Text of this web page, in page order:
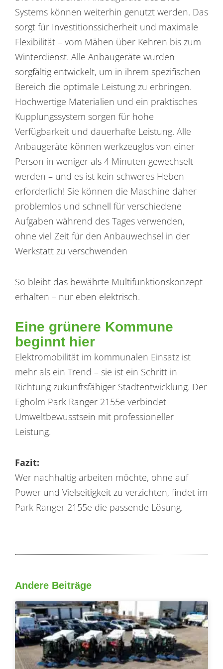
Systems können weiterhin genutzt werden. Das
sorgt für Investitionssicherheit und maximale
Flexibilität – vom Mähen über Kehren bis zum
Winterdienst. Alle Anbaugeräte wurden
sorgfältig entwickelt, um in ihrem spezifischen
Bereich die optimale Leistung zu erbringen.
Hochwertige Materialien und ein praktisches
Kupplungssystem sorgen für hohe
Verfügbarkeit und dauerhafte Leistung. Alle
Anbaugeräte können werkzeuglos von einer
Person in weniger als 4 Minuten gewechselt
werden – und es ist kein schweres Heben
erforderlich! Sie können die Maschine daher
problemlos und schnell für verschiedene
Aufgaben während des Tages verwenden,
ohne viel Zeit für den Anbauwechsel in der
Werkstatt zu verschwenden
So bleibt das bewährte Multifunktionskonzept
erhalten – nur eben elektrisch.
Eine grünere Kommune
beginnt hier
Elektromobilität im kommunalen Einsatz ist
mehr als ein Trend – sie ist ein Schritt in
Richtung zukunftsfähiger Stadtentwicklung. Der
Egholm Park Ranger 2155e verbindet
Umweltbewusstsein mit professioneller
Leistung.
Fazit:
Wer nachhaltig arbeiten möchte, ohne auf
Power und Vielseitigkeit zu verzichten, findet im
Park Ranger 2155e die passende Lösung.
Andere Beiträge
SeiteSeite
SeiteSeiteSeite